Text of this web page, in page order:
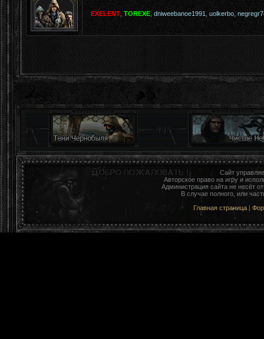
EXELENT ,TOREXE dniweebanoe1991 ,uolkerbo
Сайт
Авторское право на игру и
Администрация сайта не несёт
В случае полного, или
Главная страница |